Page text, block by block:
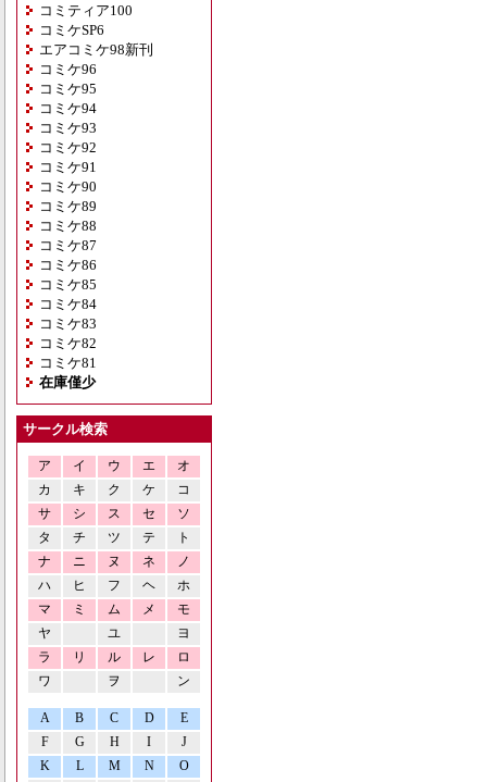
コミティア100
コミケSP6
エアコミケ98新刊
コミケ96
コミケ95
コミケ94
コミケ93
コミケ92
コミケ91
コミケ90
コミケ89
コミケ88
コミケ87
コミケ86
コミケ85
コミケ84
コミケ83
コミケ82
コミケ81
在庫僅少
サークル検索
ア イ ウ エ
オ
カ
キ ク ケ
コ
サ
シ ス セ
ソ
タ
チ ツ テ
ト
ナ
ニ ヌ ネ
ノ
ハ
ヒ フ ヘ
ホ
マ
ミ ム メ
モ
ヤ
ユ
ヨ
ラ
リ ル レ
ロ
ワ
ヲ ン
A B C D
E
F
G H I
J
K
L M N O